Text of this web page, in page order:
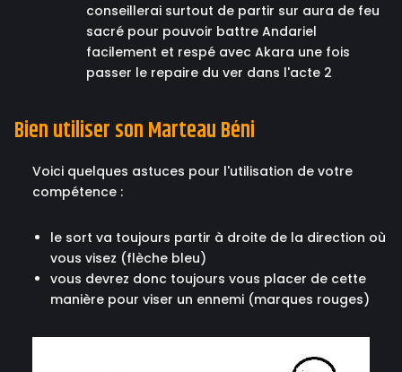
conseillerai surtout de partir sur aura de feu
sacré pour pouvoir battre Andariel
facilement et respé avec Akara une fois
passer le repaire du ver dans l'acte 2
Bien utiliser son Marteau Béni
Voici quelques astuces pour l'utilisation de votre
compétence :
le sort va toujours partir à droite de la direction où
vous visez (flèche bleu)
vous devrez donc toujours vous placer de cette
manière pour viser un ennemi (marques rouges)